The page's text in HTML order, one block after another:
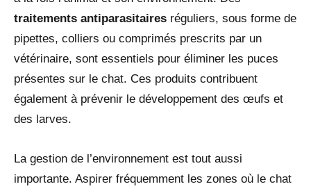
traitements antiparasitaires réguliers, sous forme de
pipettes, colliers ou comprimés prescrits par un
vétérinaire, sont essentiels pour éliminer les puces
présentes sur le chat. Ces produits contribuent
également à prévenir le développement des œufs et
des larves.
La gestion de l’environnement est tout aussi
importante. Aspirer fréquemment les zones où le chat